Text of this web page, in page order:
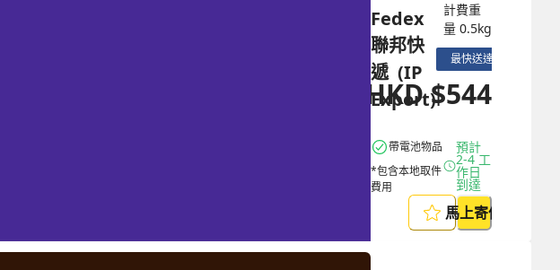
Fedex
聯邦快
遞  (IP
Export)
最快送達
帶電池物品
*包含本地取件
費用
計費重
量 0.5kg
HKD$544
預計
2-4 工
作日
到達
馬上寄件